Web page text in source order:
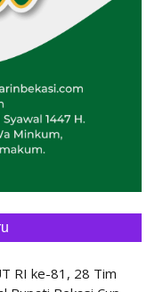
RI ke-81, 28 Tim